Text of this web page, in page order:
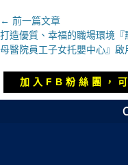
文
章
導
覽
← 前一篇文章
上
一
章：
打造優質、幸福的職場環境『
母醫院員工子女托嬰中心』啟
加入FB粉絲團，